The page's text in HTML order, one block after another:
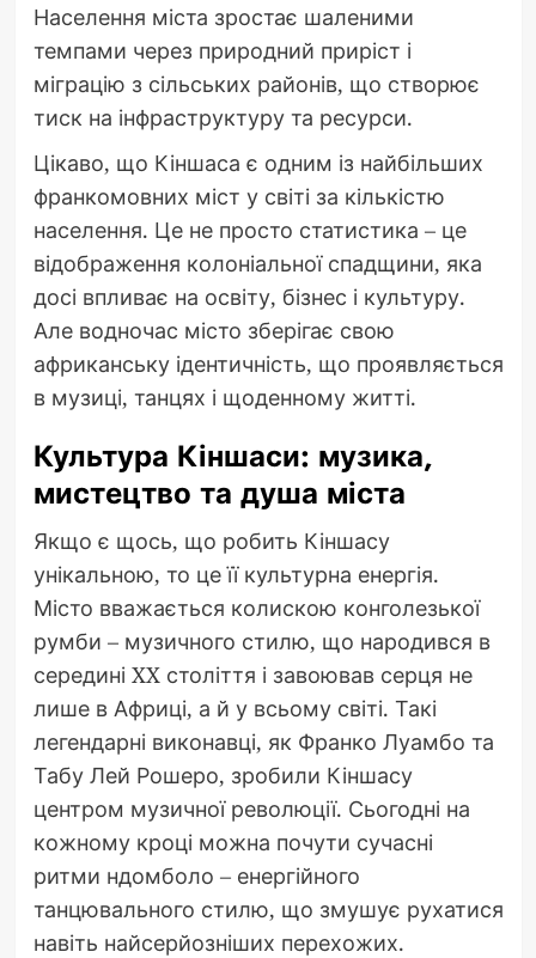
Населення міста зростає шаленими
темпами через природний приріст і
міграцію з сільських районів, що створює
тиск на інфраструктуру та ресурси.
Цікаво, що Кіншаса є одним із найбільших
франкомовних міст у світі за кількістю
населення. Це не просто статистика – це
відображення колоніальної спадщини, яка
досі впливає на освіту, бізнес і культуру.
Але водночас місто зберігає свою
африканську ідентичність, що проявляється
в музиці, танцях і щоденному житті.
Культура Кіншаси: музика,
мистецтво та душа міста
Якщо є щось, що робить Кіншасу
унікальною, то це її культурна енергія.
Місто вважається колискою конголезької
румби – музичного стилю, що народився в
середині XX століття і завоював серця не
лише в Африці, а й у всьому світі. Такі
легендарні виконавці, як Франко Луамбо та
Табу Лей Рошеро, зробили Кіншасу
центром музичної революції. Сьогодні на
кожному кроці можна почути сучасні
ритми ндомболо – енергійного
танцювального стилю, що змушує рухатися
навіть найсерйозніших перехожих.